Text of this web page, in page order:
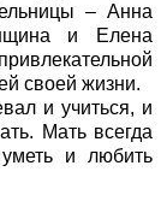
– Анна
и Елена
своей жизни.
и учиться, и
Мать всегда
и любить